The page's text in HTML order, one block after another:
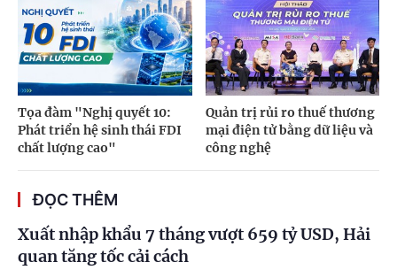
Tọa đàm "Nghị quyết 10:
Phát triển hệ sinh thái FDI
chất lượng cao"
Quản trị rủi ro thuế thương
mại điện tử bằng dữ liệu và
công nghệ
ĐỌC THÊM
Xuất nhập khẩu 7 tháng vượt 659 tỷ USD, Hải
quan tăng tốc cải cách